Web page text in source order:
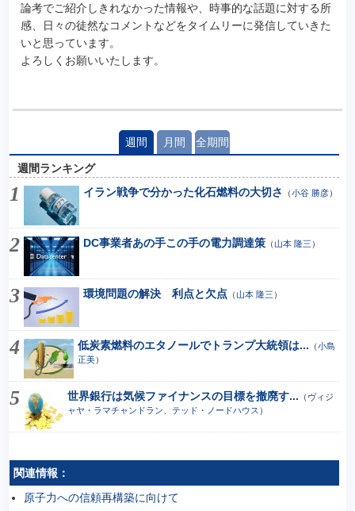
o
o
論考でご紹介しきれなかった情報や、時事的な話題に対する所
感、日々の徒然なコメントなどをタイムリーに発信していきた
いと思っています。
よろしくお願いいたします。
週間 月間 全期間
週間ランキング
イラン戦争で分かった化石燃料の大切さ
（小谷 勝彦）
DC事業者あの手この手の電力調達策（山本 隆三 ）
環境問題の解決 利点と欠点 （山本 隆三 ）
低炭素燃料のエタノールでトランプ大統領は... （小島
正美）
世界銀行は気候ファイナンスの目標を撤廃す... （ ヴィジ
ャヤ・ラマチャンドラン、テッド・ノードハウス ）
関連情報：
原子力への信頼再構築に向けて